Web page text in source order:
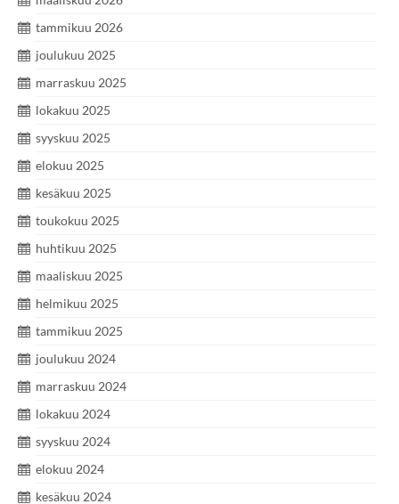
tammikuu 2026
joulukuu 2025
marraskuu 2025
lokakuu 2025
syyskuu 2025
elokuu 2025
kesäkuu 2025
toukokuu 2025
huhtikuu 2025
maaliskuu 2025
helmikuu 2025
tammikuu 2025
joulukuu 2024
marraskuu 2024
lokakuu 2024
syyskuu 2024
elokuu 2024
kesäkuu 2024